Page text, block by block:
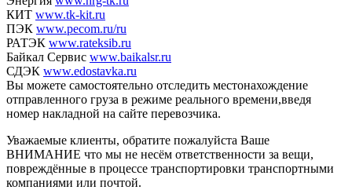
КИТ www.tk-kit.ru
ПЭК www.pecom.ru/ru
РАТЭК www.rateksib.ru
Байкал Сервис www.baikalsr.ru
СДЭК www.edostavka.ru
Вы можете самостоятельно отследить местонахождение
отправленного груза в режиме реального времени,введя
номер накладной на сайте перевозчика.
Уважаемые клиенты, обратите пожалуйста Ваше
ВНИМАНИЕ что мы не несём ответственности за вещи,
повреждённые в процессе транспортировки транспортными
компаниями или почтой.